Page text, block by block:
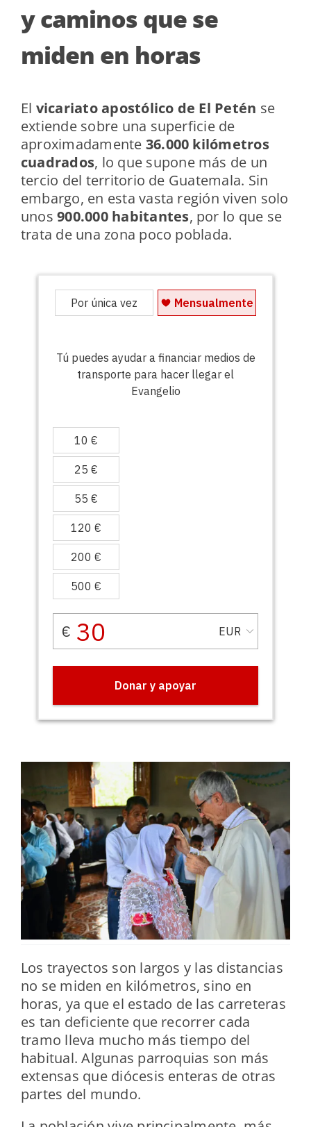
y caminos que se
miden en horas
El vicariato apostólico de El Petén se
extiende sobre una superficie de
aproximadamente 36.000 kilómetros
cuadrados, lo que supone más de un
tercio del territorio de Guatemala. Sin
embargo, en esta vasta región viven solo
unos900.000 habitantes, por lo que se
trata de una zona poco poblada.
Los trayectos son largos y las distancias
no se miden en kilómetros, sino en
horas, ya que el estado de las carreteras
es tan deficiente que recorrer cada
tramo lleva mucho más tiempo del
habitual. Algunas parroquias son más
extensas que diócesis enteras de otras
partes del mundo.